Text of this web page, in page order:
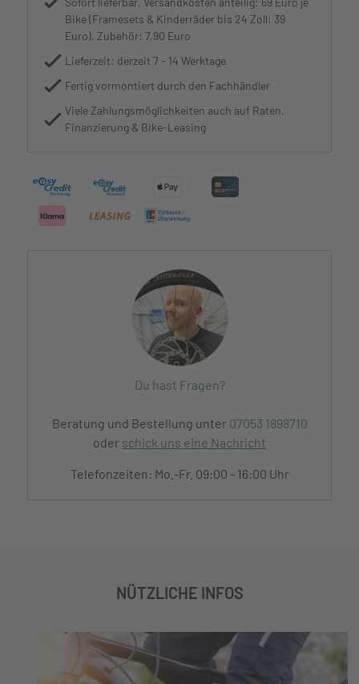
Bike (Framesets & Kinderräder bis 24 Zoll: 39
Euro), Zubehör: 7,90 Euro
Lieferzeit: derzeit 7 - 14 Werktage
Fertig vormontiert durch den Fachhändler
Viele Zahlungsmöglichkeiten auch auf Raten,
Finanzierung & Bike-Leasing
Du hast Fragen?
Beratung und Bestellung unter 07053 1898710
oder schick uns eine Nachricht
Telefonzeiten: Mo.-Fr. 09:00 - 16:00 Uhr
NÜTZLICHE INFOS